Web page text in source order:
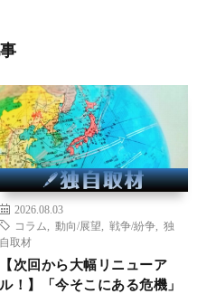
2026.08.03
コラム
動向/展望 戦争/紛争
独
自取材
【次回から大幅リニューア
ル！】「今そこにある危機」